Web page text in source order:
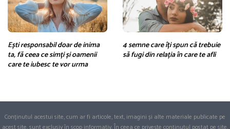
Ești responsabil doar de inima
ta, fă ceea ce simți și oamenii
care te iubesc te vor urma
4 semne care îți spun că trebuie
să fugi din relația în care te afli
Conținutul acestui site, cum ar fi articole, text, imagini și alte materiale publicate pe